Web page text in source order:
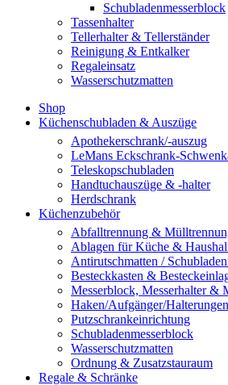
Schubladenmesserblock
Tassenhalter
Tellerhalter & Tellerständer
Reinigung & Entkalker
Regaleinsatz
Wasserschutzmatten
Shop
Küchenschubladen & Auszüge
Apothekerschrank/-auszug
LeMans Eckschrank-
Teleskopschubladen
Handtuchauszüge & -halter
Herdschrank
Küchenzubehör
Abfalltrennung &
Ablagen für Küche &
Antirutschmatten /
Besteckkasten &
Messerblock, Messerhalter &
Haken/Aufgänger/Halterungen
Putzschrankeinrichtung
Schubladenmesserblock
Wasserschutzmatten
Ordnung & Zusatzstauraum
Regale & Schränke